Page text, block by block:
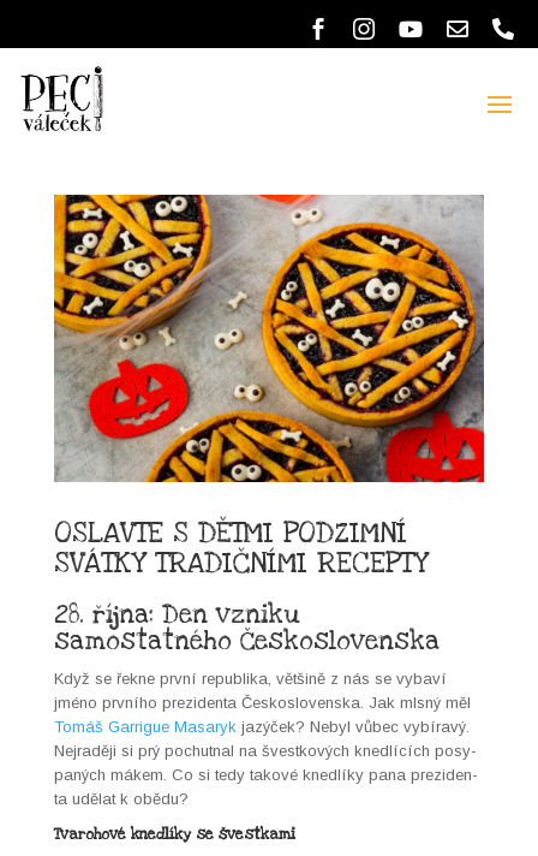
OSLAVTE S DĚTMI PODZIMNÍ
SVÁTKY TRADIČNÍMI RECEPTY
28. října: Den vzniku
samostatného Československa
Když se řekne první repub­li­ka, většině z nás se vybaví
jméno prvního prezi­den­ta Českosloven­s­ka. Jak mlsný měl
Tomáš Gar­rigue Masarykjazýček? Nebyl vůbec vybíravý.
Nejraději si prý pochut­nal na švestkových knedlících posy­
paných mákem. Co si tedy takové knedlíky pana prezi­den­
ta udělat k obě­du?
Tvarohové knedlíky se švestkami